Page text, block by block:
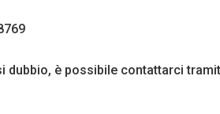
dubbio, è possibile contattarci